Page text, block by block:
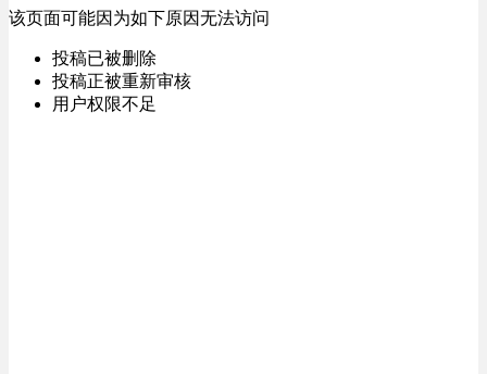
该页面可能因为如下原因无法访问
投稿已被删除
投稿正被重新审核
用户权限不足